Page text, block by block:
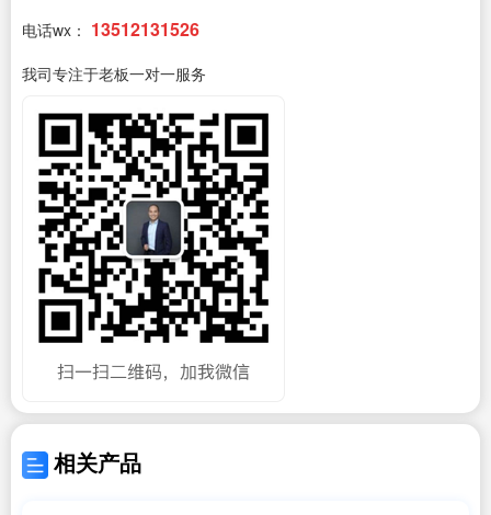
电话wx： 13512131526
我司专注于老板一对一服务
相关产品